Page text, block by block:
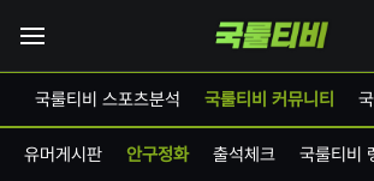
국룰티비 스포츠분석 국룰티비 커뮤니티
유머게시판 안구정화 출석체크 국룰티비